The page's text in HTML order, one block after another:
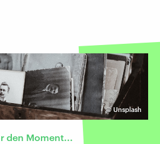
©Unsplash
den Moment...